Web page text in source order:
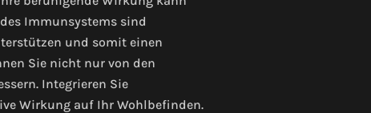
Immunsystems sind
und somit einen
Sie nicht nur von den
Integrieren Sie
Wirkung auf Ihr Wohlbefinden.